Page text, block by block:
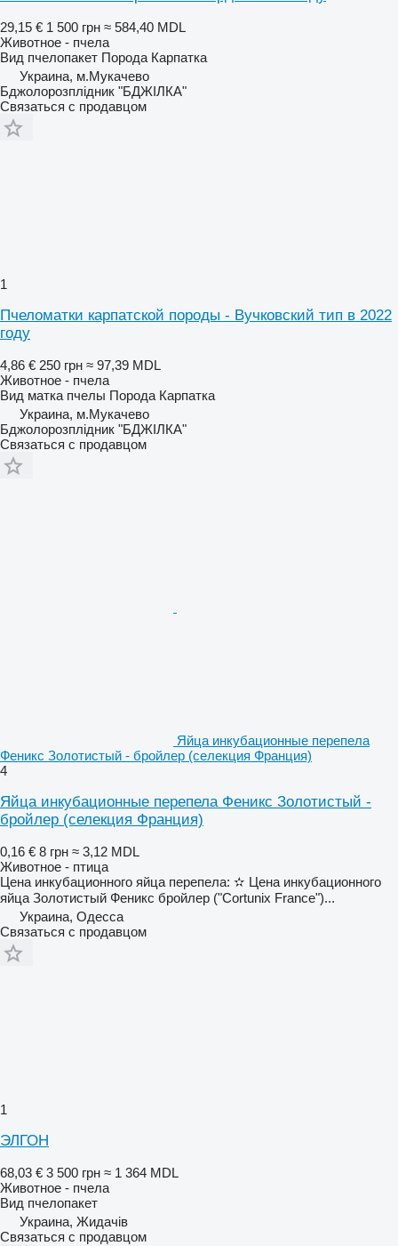
29,15 € 1 500 грн ≈ 584,40 MDL
Животное - пчела
Вид пчелопакет Порода Карпатка
Украина, м.Мукачево
Бджолорозплідник "БДЖІЛКА"
Связаться с продавцом
1
Пчеломатки карпатской породы - Вучковский тип в 2022
году
4,86 € 250 грн ≈ 97,39 MDL
Животное - пчела
Вид матка пчелы Порода Карпатка
Украина, м.Мукачево
Бджолорозплідник "БДЖІЛКА"
Связаться с продавцом
Яйца инкубационные перепела
Феникс Золотистый - бройлер (селекция Франция)
4
Яйца инкубационные перепела Феникс Золотистый -
бройлер (селекция Франция)
0,16 € 8 грн ≈ 3,12 MDL
Животное - птица
Цена инкубационного яйца перепела: ✫ Цена инкубационного
яйца Золотистый Феникс бройлер ("Cortunix France")...
Украина, Одесса
Связаться с продавцом
1
ЭЛГОН
68,03 € 3 500 грн ≈ 1 364 MDL
Животное - пчела
Вид пчелопакет
Украина, Жидачів
Связаться с продавцом